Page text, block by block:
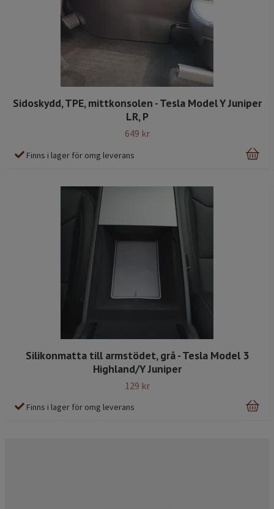
Sidoskydd, TPE, mittkonsolen - Tesla Model Y Juniper
LR, P
649 kr
Finns i lager för omg leverans
Silikonmatta till armstödet, grå - Tesla Model 3
Highland/Y Juniper
129 kr
Finns i lager för omg leverans